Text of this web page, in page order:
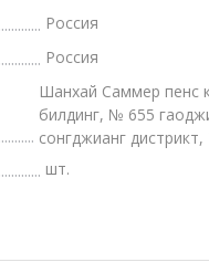
Россия
Россия
Шанхай Саммер пенс
билдинг, № 655
сонгджианг
шт.